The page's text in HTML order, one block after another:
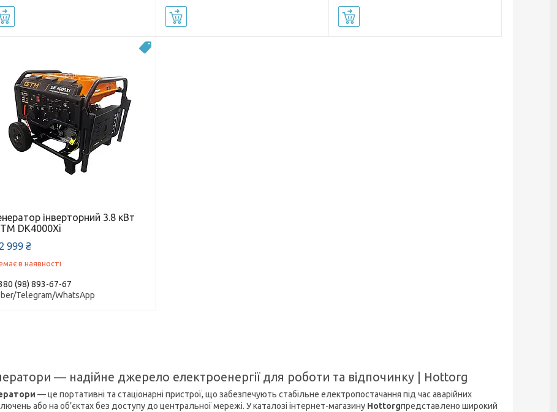
інверторний 3.8 кВт
DK4000Xi
999 ₴
в наявності
(98) 893-67-67
Telegram/WhatsApp
— надійне джерело електроенергії для роботи та відпочинку | Hottorg
— це портативні та стаціонарні пристрої, що забезпечують стабільне електропостачання під час аварійних
або на об’єктах без доступу до центральної мережі. У каталозі інтернет-магазину Hottorgпредставлено широкий